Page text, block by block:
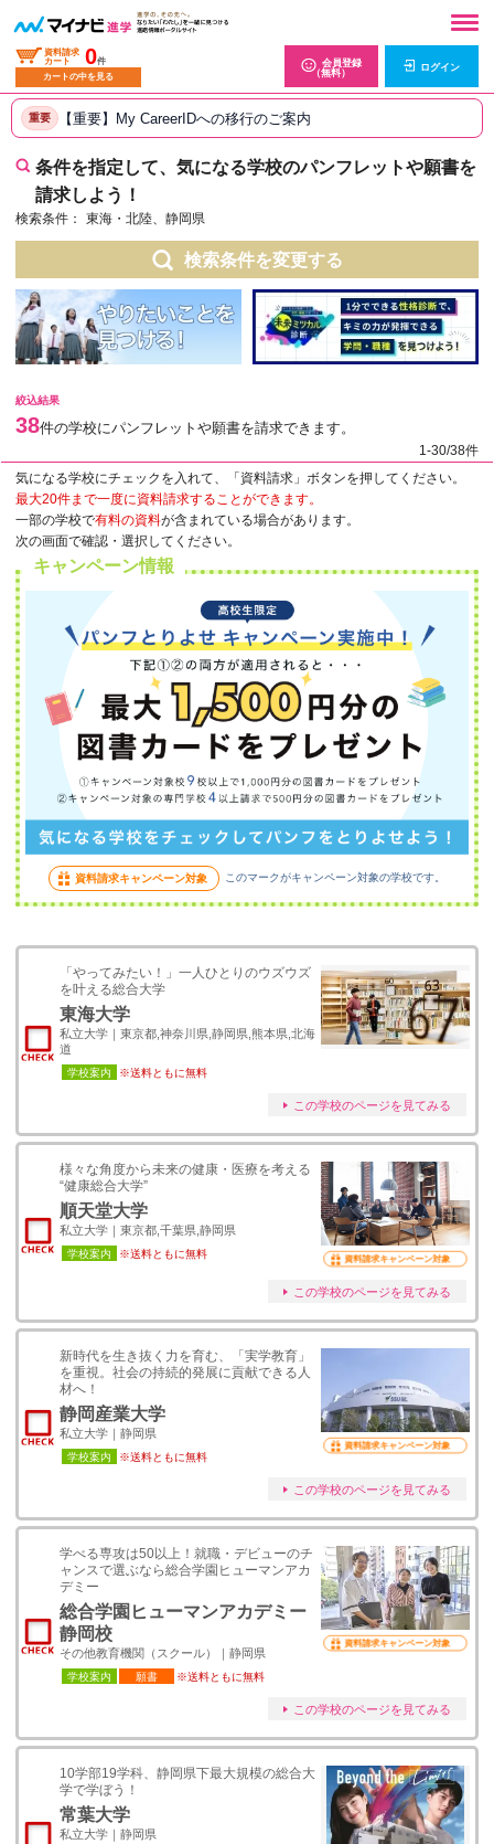
資料請求
カート
0件
カートの中を見る
会員登録
（無料）
ログイン
重要 【重要】My CareerIDへの移行のご案内
条件を指定して、気になる学校のパンフレットや願書を
請求しよう！
検索条件： 東海・北陸、静岡県
検索条件を変更する
絞込結果
38件の学校にパンフレットや願書を請求できます。
1-30/38件
気になる学校にチェックを入れて、「資料請求」ボタンを押してください。
最大20件まで一度に資料請求することができます。
一部の学校で有料の資料が含まれている場合があります。
次の画面で確認・選択してください。
キャンペーン情報
資料請求キャンペーン対象 このマークがキャンペーン対象の学校です。
「やってみたい！」一人ひとりのウズウズ
を叶える総合大学
東海大学
私立大学｜東京都,神奈川県,静岡県,熊本県,北海
道
学校案内 ※送料ともに無料
この学校のページを見てみる
様々な角度から未来の健康・医療を考える
“健康総合大学”
順天堂大学
私立大学｜東京都,千葉県,静岡県
学校案内 ※送料ともに無料 資料請求キャンペーン対象
この学校のページを見てみる
新時代を生き抜く力を育む、「実学教育」
を重視。社会の持続的発展に貢献できる人
材へ！
静岡産業大学
私立大学｜静岡県
学校案内 ※送料ともに無料
資料請求キャンペーン対象
この学校のページを見てみる
学べる専攻は50以上！就職・デビューのチ
ャンスで選ぶなら総合学園ヒューマンアカ
デミー
総合学園ヒューマンアカデミー
静岡校
その他教育機関（スクール）｜静岡県
学校案内 願書 ※送料ともに無料
資料請求キャンペーン対象
この学校のページを見てみる
10学部19学科、静岡県下最大規模の総合大
学で学ぼう！
常葉大学
私立大学｜静岡県